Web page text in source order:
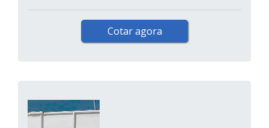
Cotar agora